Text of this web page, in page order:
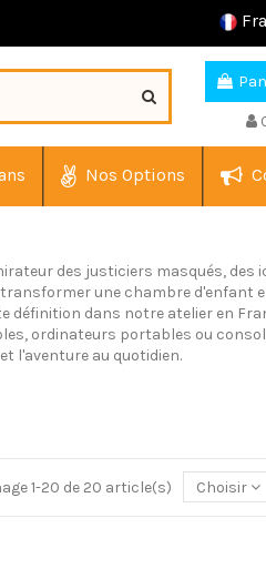
Nos Options
des justiciers masqués, des
une chambre d'enfant
définition dans notre atelier en
ordinateurs portables ou
l'aventure au quotidien.
1-20 de 20 article(s) Choisir